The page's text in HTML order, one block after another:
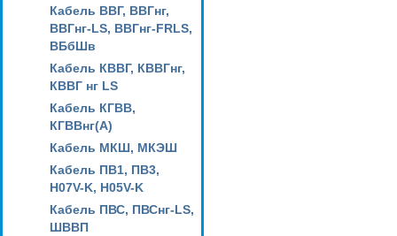
Кабель ВВГ, ВВГнг,
ВВГнг-LS, ВВГнг-FRLS,
ВБбШв
Кабель КВВГ, КВВГнг,
КВВГ нг LS
Кабель КГВВ,
КГВВнг(А)
Кабель МКШ, МКЭШ
Кабель ПВ1, ПВ3,
H07V-K, H05V-K
Кабель ПВС, ПВСнг-LS,
ШВВП